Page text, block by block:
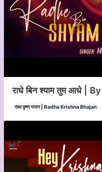
राधे बिन श्याम तुम आधे |
राधा कृष्ण भजन | Radha Krishna Bhajan